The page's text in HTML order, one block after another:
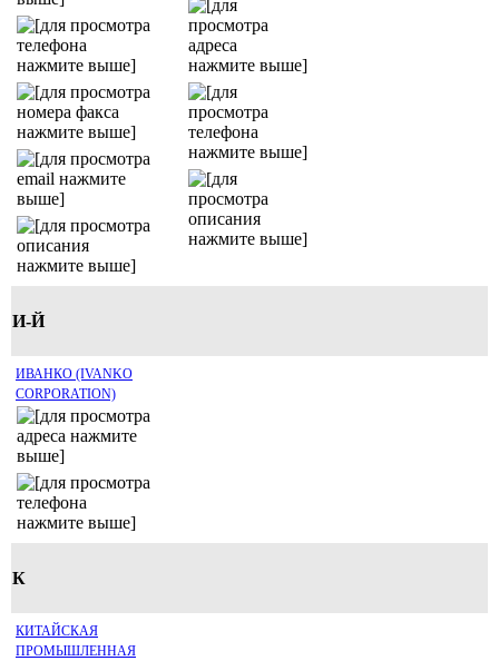
И-Й
ИВАНКО (IVANKO
CORPORATION)
К
КИТАЙСКАЯ
ПРОМЫШЛЕННАЯ